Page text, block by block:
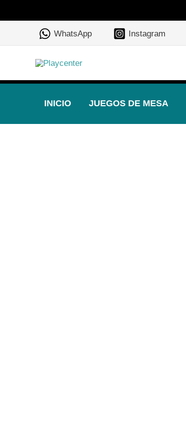
al
WhatsApp Instagram
INICIO JUEGOS DE MESA